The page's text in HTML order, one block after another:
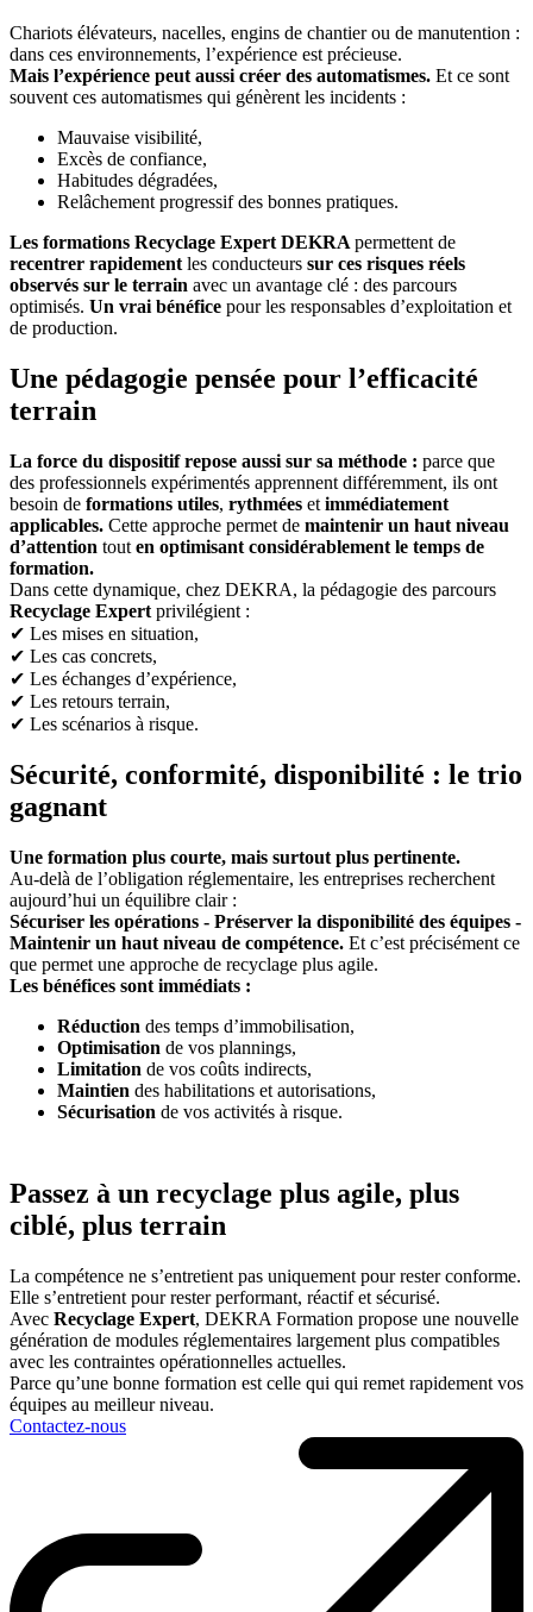
Chariots élévateurs, nacelles, engins de chantier ou de manutention :
dans ces environnements, l’expérience est précieuse.
Mais l’expérience peut aussi créer des automatismes. Et ce sont
souvent ces automatismes qui génèrent les incidents :
Mauvaise visibilité,
Excès de confiance,
Habitudes dégradées,
Relâchement progressif des bonnes pratiques.
Les formations Recyclage Expert DEKRA permettent de
recentrer rapidement les conducteurs sur ces risques réels
observés sur le terrain avec un avantage clé : des parcours
optimisés. Un vrai bénéfice pour les responsables d’exploitation et
de production.
Une pédagogie pensée pour l’efficacité
terrain
La force du dispositif repose aussi sur sa méthode : parce que
des professionnels expérimentés apprennent différemment, ils ont
besoin de formations utiles, rythmées et immédiatement
applicables. Cette approche permet de maintenir un haut niveau
d’attention tout en optimisant considérablement le temps de
formation.
Dans cette dynamique, chez DEKRA, la pédagogie des parcours
Recyclage Expert privilégient :
✔ Les mises en situation,
✔ Les cas concrets,
✔ Les échanges d’expérience,
✔ Les retours terrain,
✔ Les scénarios à risque.
Sécurité, conformité, disponibilité : le trio
gagnant
Une formation plus courte, mais surtout plus pertinente.
Au-delà de l’obligation réglementaire, les entreprises recherchent
aujourd’hui un équilibre clair :
Sécuriser les opérations - Préserver la disponibilité des équipes -
Maintenir un haut niveau de compétence. Et c’est précisément ce
que permet une approche de recyclage plus agile.
Les bénéfices sont immédiats :
Réduction des temps d’immobilisation,
Optimisation de vos plannings,
Limitation de vos coûts indirects,
Maintien des habilitations et autorisations,
Sécurisation de vos activités à risque.
Passez à un recyclage plus agile, plus
ciblé, plus terrain
La compétence ne s’entretient pas uniquement pour rester conforme.
Elle s’entretient pour rester performant, réactif et sécurisé.
Avec Recyclage Expert, DEKRA Formation propose une nouvelle
génération de modules réglementaires largement plus compatibles
avec les contraintes opérationnelles actuelles.
Parce qu’une bonne formation est celle qui qui remet rapidement vos
équipes au meilleur niveau.
Contactez-nous